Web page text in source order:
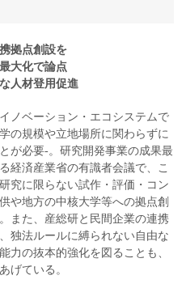
拠点創設を
大化で論点
人材登用促進
ノベーション・エコシステムで
の規模や立地場所に関わらずに
が必要‐。研究開発事業の成果最
経済産業省の有識者会議で、こ
究に限らない試作・評価・コン
や地方の中核大学等への拠点創
また、産総研と民間企業の連携
独法ルールに縛られない自由な
力の抜本的強化を図ることも、
げている。